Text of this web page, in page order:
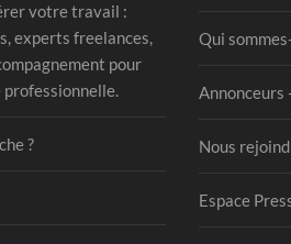
votre travail :
experts freelances,
pour
?
Qui
Annonceurs
Nous
Espace